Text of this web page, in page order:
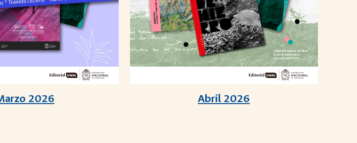
2026 Abril 2026